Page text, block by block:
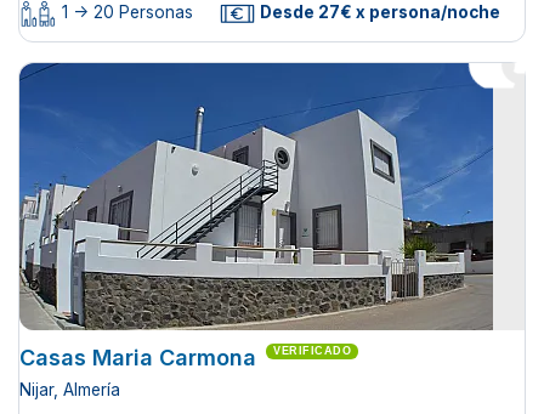
1 -> 20 Personas Desde 27€ x persona/noche
Casas Maria Carmona VERIFICADO
Nijar, Almería